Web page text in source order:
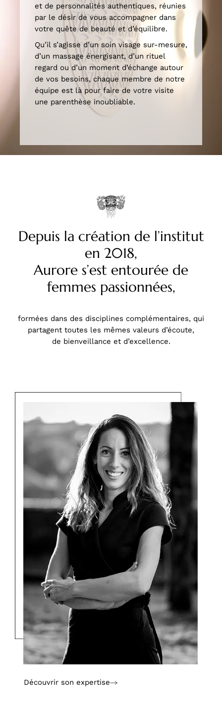
et de personnalités authentiques, réunies
par le désir de vous accompagner dans
votre quête de beauté et d’équilibre.
Qu’il s’agisse d’un soin visage sur-mesure,
d’un massage énergisant, d’un rituel
regard ou d’un moment d’échange autour
de vos besoins, chaque membre de notre
équipe est là pour faire de votre visite
une parenthèse inoubliable.
Depuis la création de l’institut
en 2018,
Aurore s’est entourée de
femmes passionnées,
formées dans des disciplines complémentaires, qui
partagent toutes les mêmes valeurs d’écoute,
de bienveillance et d’excellence.
Découvrir son expertise